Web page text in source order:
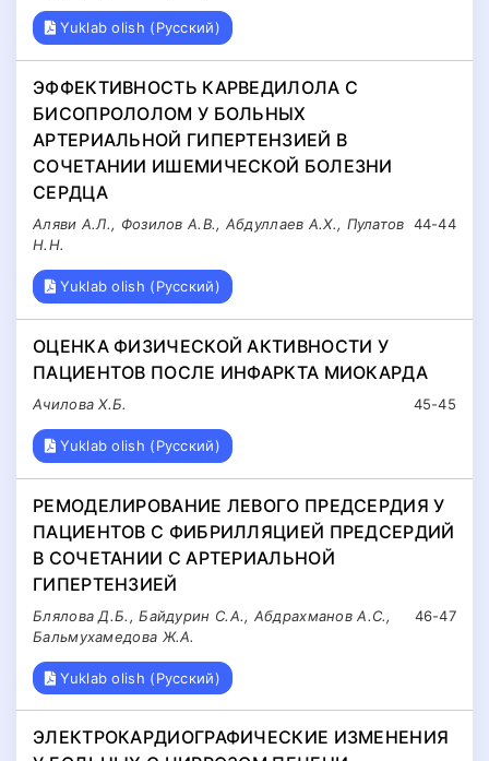
Yuklab olish (Русский)
ЭФФЕКТИВНОСТЬ КАРВЕДИЛОЛА С
БИСОПРОЛОЛОМ У БОЛЬНЫХ
АРТЕРИАЛЬНОЙ ГИПЕРТЕНЗИЕЙ В
СОЧЕТАНИИ ИШЕМИЧЕСКОЙ БОЛЕЗНИ
СЕРДЦА
44-44
Аляви А.Л., Фозилов А.В., Абдуллаев А.Х., Пулатов
Н.Н.
Yuklab olish (Русский)
ОЦЕНКА ФИЗИЧЕСКОЙ АКТИВНОСТИ У
ПАЦИЕНТОВ ПОСЛЕ ИНФАРКТА МИОКАРДА
45-45
Ачилова Х.Б.
Yuklab olish (Русский)
РЕМОДЕЛИРОВАНИЕ ЛЕВОГО ПРЕДСЕРДИЯ У
ПАЦИЕНТОВ С ФИБРИЛЛЯЦИЕЙ ПРЕДСЕРДИЙ
В СОЧЕТАНИИ С АРТЕРИАЛЬНОЙ
ГИПЕРТЕНЗИЕЙ
46-47
Блялова Д.Б., Байдурин С.А., Абдрахманов А.С.,
Бальмухамедова Ж.А.
Yuklab olish (Русский)
ЭЛЕКТРОКАРДИОГРАФИЧЕСКИЕ ИЗМЕНЕНИЯ